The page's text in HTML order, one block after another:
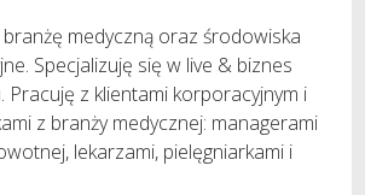
medyczną oraz środowiska
Specjalizuję się w live & biznes
Pracuję z klientami korporacyjnym i
z branży medycznej: managerami
lekarzami, pielęgniarkami i